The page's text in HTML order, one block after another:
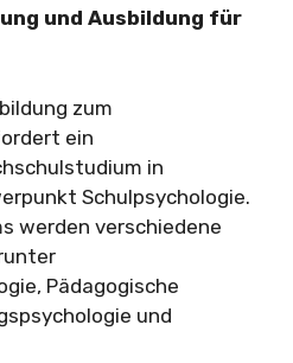
und Ausbildung für
zum
ein
in
Schulpsychologie.
werden verschiedene
Pädagogische
und